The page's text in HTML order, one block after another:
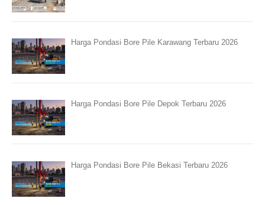
Harga Pondasi Bore Pile Karawang Terbaru 2026
Harga Pondasi Bore Pile Depok Terbaru 2026
Harga Pondasi Bore Pile Bekasi Terbaru 2026